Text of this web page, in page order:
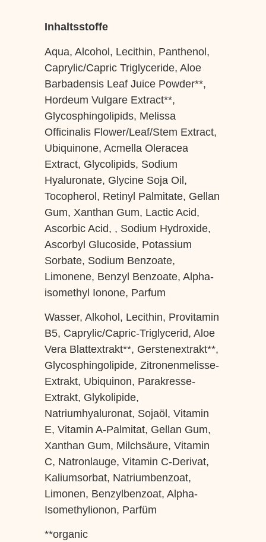
Inhaltsstoffe
Aqua, Alcohol, Lecithin, Panthenol,
Caprylic/Capric Triglyceride, Aloe
Barbadensis Leaf Juice Powder**,
Hordeum Vulgare Extract**,
Glycosphingolipids, Melissa
Officinalis Flower/Leaf/Stem Extract,
Ubiquinone, Acmella Oleracea
Extract, Glycolipids, Sodium
Hyaluronate, Glycine Soja Oil,
Tocopherol, Retinyl Palmitate, Gellan
Gum, Xanthan Gum, Lactic Acid,
Ascorbic Acid, , Sodium Hydroxide,
Ascorbyl Glucoside, Potassium
Sorbate, Sodium Benzoate,
Limonene, Benzyl Benzoate, Alpha-
isomethyl Ionone, Parfum
Wasser, Alkohol, Lecithin, Provitamin
B5, Caprylic/Capric-Triglycerid, Aloe
Vera Blattextrakt**, Gerstenextrakt**,
Glycosphingolipide, Zitronenmelisse-
Extrakt, Ubiquinon, Parakresse-
Extrakt, Glykolipide,
Natriumhyaluronat, Sojaöl, Vitamin
E, Vitamin A-Palmitat, Gellan Gum,
Xanthan Gum, Milchsäure, Vitamin
C, Natronlauge, Vitamin C-Derivat,
Kaliumsorbat, Natriumbenzoat,
Limonen, Benzylbenzoat, Alpha-
Isomethylionon, Parfüm
**organic